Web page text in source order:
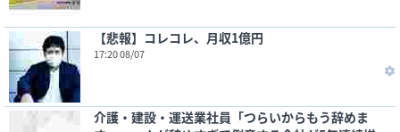
【悲報】コレコレ、月収1億円
17:20 08/07
介護・建設・運送業社員「つらいからもう辞めま